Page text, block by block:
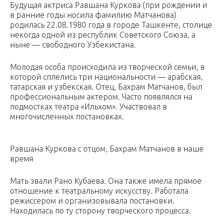
Будущая актриса Равшана Куркова (при рождении и
в ранние годы носила фамилию Матчанова)
родилась 22.08.1980 года в городе Ташкенте, столице
некогда одной из республик Советского Союза, а
ныне — свободного Узбекистана.
Молодая особа происходила из творческой семьи, в
которой сплелись три национальности — арабская,
татарская и узбекская. Отец, Бахрам Матчанов, был
профессиональным актером. Часто появлялся на
подмостках театра «Ильхом». Участвовал в
многочисленных постановках.
Равшана Куркова с отцом, Бахрам Матчанов в наше
время
Мать звали Рано Кубаева. Она также имела прямое
отношение к театральному искусству. Работала
режиссером и организовывала постановки.
Находилась по ту сторону творческого процесса.